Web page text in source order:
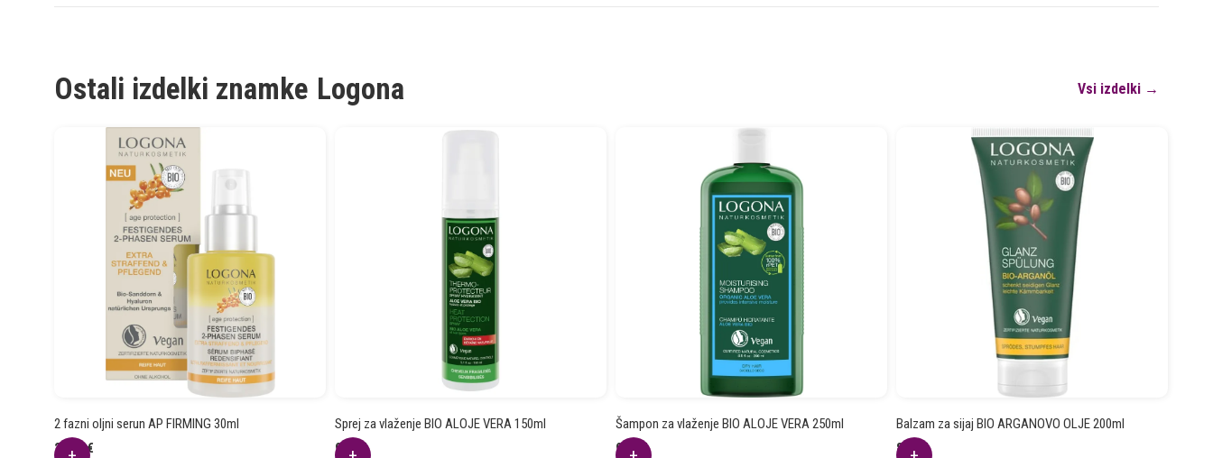
Ostali izdelki znamke Logona Vsi izdelki →
2 fazni oljni serun AP FIRMING 30ml
24.40€
Sprej za vlaženje BIO ALOJE VERA 150ml
9.70
€
Šampon za vlaženje BIO ALOJE VERA 250ml
9.11
€
Balzam za sijaj BIO ARGANOVO OLJE 200ml
8.61
€